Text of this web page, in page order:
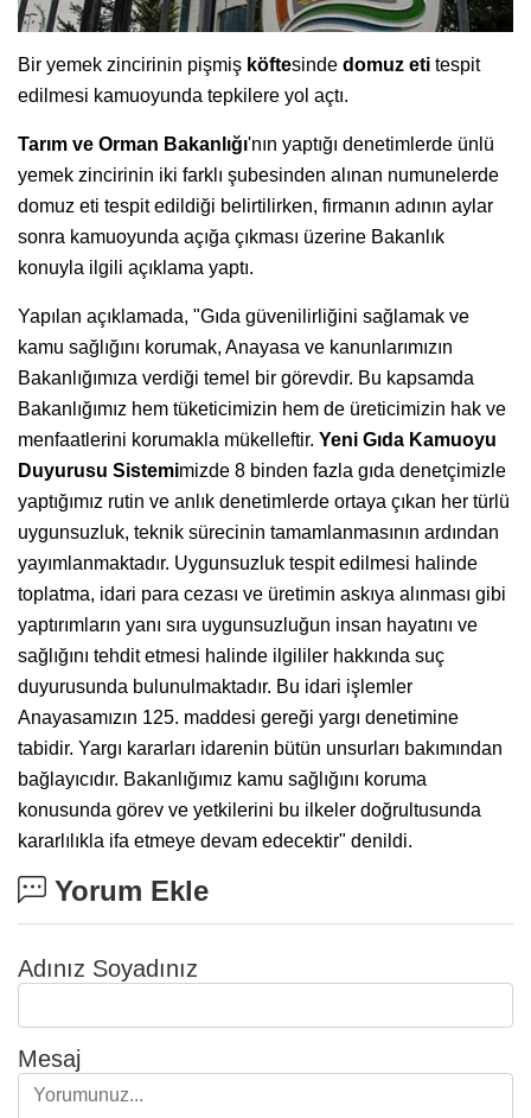
Bir yemek zincirinin pişmiş köftesinde domuz eti tespit
edilmesi kamuoyunda tepkilere yol açtı.
Tarım ve Orman Bakanlığı'nın yaptığı denetimlerde ünlü
yemek zincirinin iki farklı şubesinden alınan numunelerde
domuz eti tespit edildiği belirtilirken, firmanın adının aylar
sonra kamuoyunda açığa çıkması üzerine Bakanlık
konuyla ilgili açıklama yaptı.
Yapılan açıklamada, "Gıda güvenilirliğini sağlamak ve
kamu sağlığını korumak, Anayasa ve kanunlarımızın
Bakanlığımıza verdiği temel bir görevdir. Bu kapsamda
Bakanlığımız hem tüketicimizin hem de üreticimizin hak ve
menfaatlerini korumakla mükelleftir. Yeni Gıda Kamuoyu
Duyurusu Sistemimizde 8 binden fazla gıda denetçimizle
yaptığımız rutin ve anlık denetimlerde ortaya çıkan her türlü
uygunsuzluk, teknik sürecinin tamamlanmasının ardından
yayımlanmaktadır. Uygunsuzluk tespit edilmesi halinde
toplatma, idari para cezası ve üretimin askıya alınması gibi
yaptırımların yanı sıra uygunsuzluğun insan hayatını ve
sağlığını tehdit etmesi halinde ilgililer hakkında suç
duyurusunda bulunulmaktadır. Bu idari işlemler
Anayasamızın 125. maddesi gereği yargı denetimine
tabidir. Yargı kararları idarenin bütün unsurları bakımından
bağlayıcıdır. Bakanlığımız kamu sağlığını koruma
konusunda görev ve yetkilerini bu ilkeler doğrultusunda
kararlılıkla ifa etmeye devam edecektir" denildi.
Yorum Ekle
Adınız Soyadınız
Mesaj